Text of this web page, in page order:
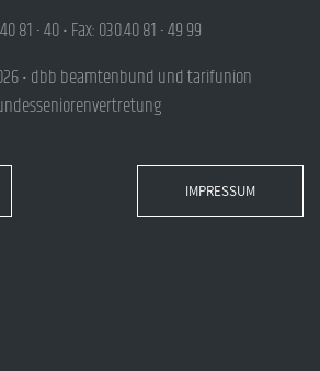
81 - 40 • Fax: 030.40 81 - 49 99
• dbb beamtenbund und tarifunion
IMPRESSUM